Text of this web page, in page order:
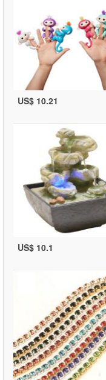
US$ 10.21
US$ 10.1